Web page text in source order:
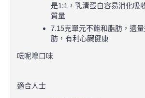
是1:1，乳清蛋白容易消化吸
質量
7.15克單元不飽和脂肪，適
肪，有利心臟健康
呍呢嗱口味
適合人士